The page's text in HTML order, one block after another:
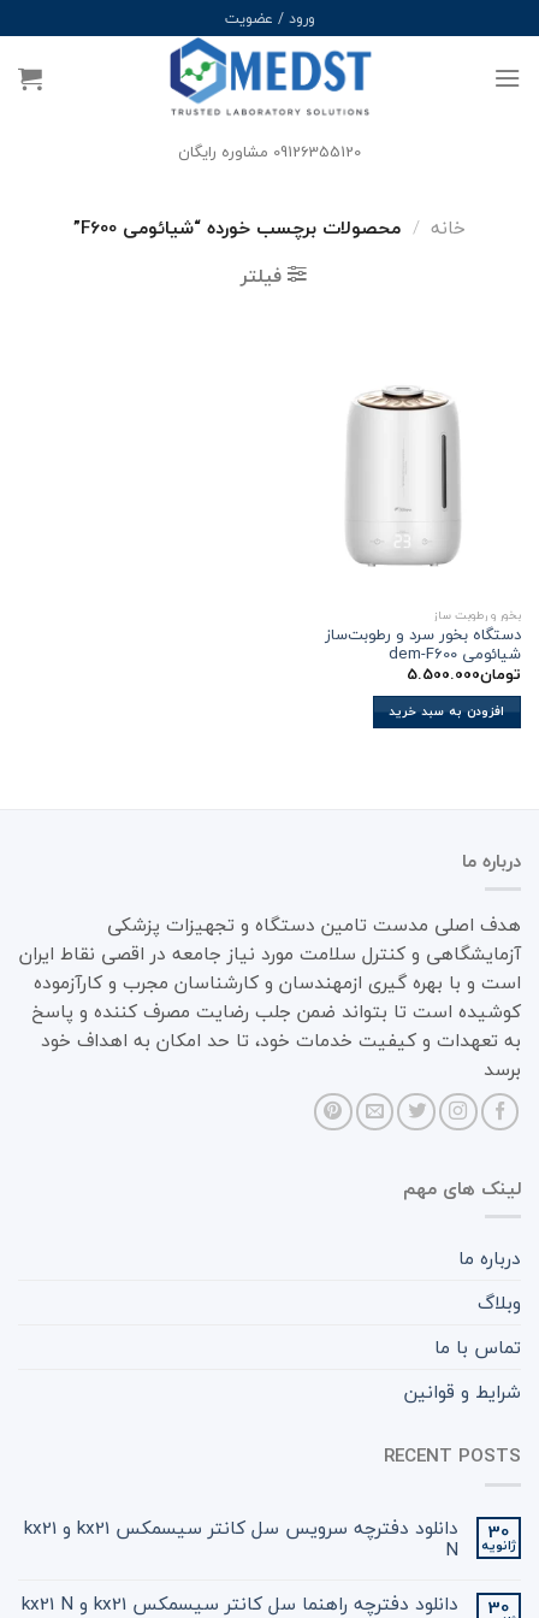
to
content
ورود / عضویت
09126355120 مشاوره رایگان
خانه / محصولات برچسب خورده “شیائومی F600”
فیلتر
بخور و رطوبت ساز
دستگاه بخور سرد و رطوبت‌ساز
شیائومی dem-F600
تومان5.500.000
افزودن به سبد خرید
درباره ما
هدف اصلی مدست تامین دستگاه و تجهیزات پزشکی
آزمایشگاهی و کنترل سلامت مورد نیاز جامعه در اقصی نقاط ایران
است و با بهره گیری ازمهندسان و کارشناسان مجرب و کارآزموده
کوشیده است تا بتواند ضمن جلب رضایت مصرف کننده و پاسخ
به تعهدات و کیفیت خدمات خود، تا حد امکان به اهداف خود
برسد
لینک های مهم
درباره ما
وبلاگ
تماس با ما
شرایط و قوانین
RECENT POSTS
30
ژانویه
دانلود دفترچه سرویس سل کانتر سیسمکس kx21 و kx21
N
30
دانلود دفترچه راهنما سل کانتر سیسمکس kx21 و kx21 N